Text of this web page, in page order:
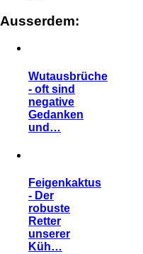
Ausserdem:
Wutausbrüche
- oft sind
negative
Gedanken
und…
Feigenkaktus
- Der
robuste
Retter
unserer
Küh…